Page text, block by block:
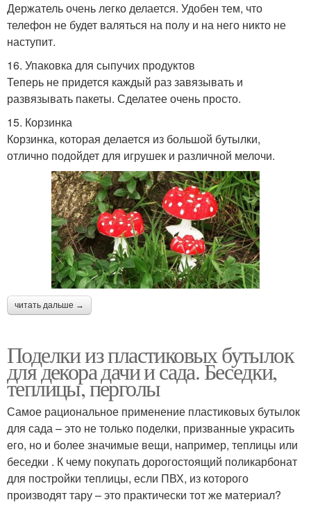
Держатель очень легко делается. Удобен тем, что
телефон не будет валяться на полу и на него никто не
наступит.
16. Упаковка для сыпучих продуктов
Теперь не придется каждый раз завязывать и
развязывать пакеты. Сделатее очень просто.
15. Корзинка
Корзинка, которая делается из большой бутылки,
отлично подойдет для игрушек и различной мелочи.
читать дальше →
Поделки из пластиковых бутылок
для декора дачи и сада. Беседки,
теплицы, перголы
Самое рациональное применение пластиковых бутылок
для сада – это не только поделки, призванные украсить
его, но и более значимые вещи, например, теплицы или
беседки . К чему покупать дорогостоящий поликарбонат
для постройки теплицы, если ПВХ, из которого
производят тару – это практически тот же материал?